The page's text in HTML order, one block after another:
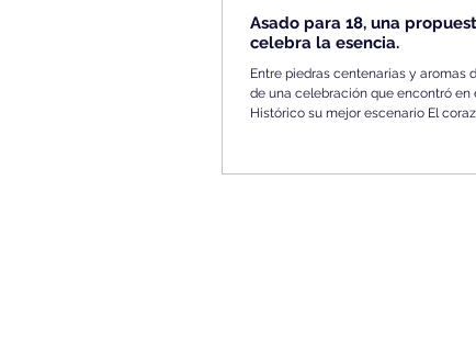
Asado para 18, una
celebra la esencia.
Entre piedras centenarias y aromas
de una celebración que encontró en
Histórico su mejor escenario El